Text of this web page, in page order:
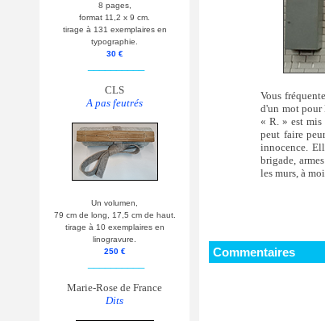
8 pages,
format 11,2 x 9 cm.
tirage à 131 exemplaires en
typographie.
30 €
CLS
A pas feutrés
Un volumen,
79 cm de long, 17,5 cm de haut.
tirage à 10 exemplaires en
linogravure.
250 €
Marie-Rose de France
Dits
Vous
d'un mot pour
« R. » est
peut faire
innocence.
brigade,
les murs, à
Commentaires